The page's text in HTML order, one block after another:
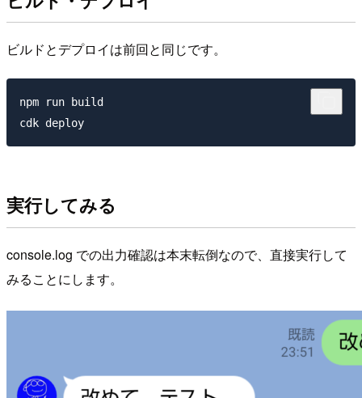
ビルドとデプロイは前回と同じです。
npm run build
実行してみる
console.log での出力確認は本末転倒なので、直接実行して
みることにします。